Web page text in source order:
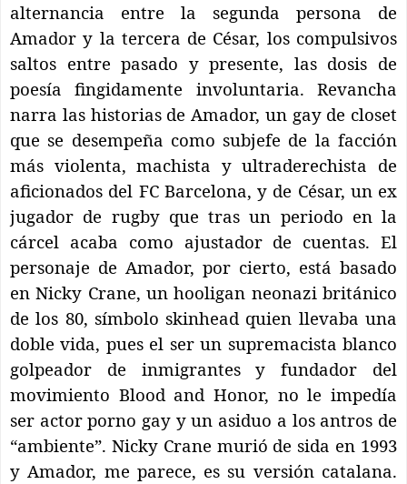
alternancia entre la segunda persona de
Amador y la tercera de César, los compulsivos
saltos entre pasado y presente, las dosis de
poesía fingidamente involuntaria. Revancha
narra las historias de Amador, un gay de closet
que se desempeña como subjefe de la facción
más violenta, machista y ultraderechista de
aficionados del FC Barcelona, y de César, un ex
jugador de rugby que tras un periodo en la
cárcel acaba como ajustador de cuentas. El
personaje de Amador, por cierto, está basado
en Nicky Crane, un hooligan neonazi británico
de los 80, símbolo skinhead quien llevaba una
doble vida, pues el ser un supremacista blanco
golpeador de inmigrantes y fundador del
movimiento Blood and Honor, no le impedía
ser actor porno gay y un asiduo a los antros de
“ambiente”. Nicky Crane murió de sida en 1993
y Amador, me parece, es su versión catalana.